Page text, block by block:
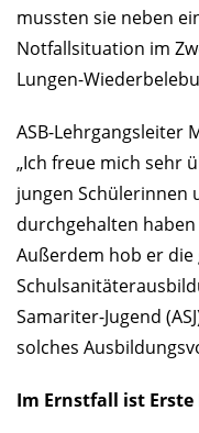
mussten sie neben
Notfallsituation im
Lungen-
ASB-Lehrgangsleiter
„Ich freue mich sehr
jungen Schülerinnen
durchgehalten haben
Außerdem hob er
Samariter-Jugend
solches
Im Ernstfall ist